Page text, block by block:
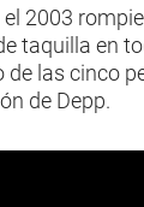
2003
taquilla en
de las cinco
de Depp.